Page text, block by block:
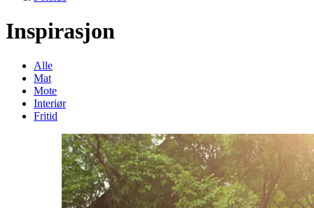
Butikker
Mat og drikke
Aktiviteter
Inspirasjon
Alle
Mat
Mote
Interiør
Fritid